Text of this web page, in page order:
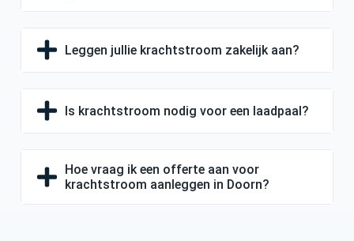
Leggen jullie krachtstroom zakelijk aan?
Is krachtstroom nodig voor een laadpaal?
Hoe vraag ik een offerte aan voor
krachtstroom aanleggen in Doorn?